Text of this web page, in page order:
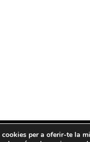
cookies per a oferir-te la